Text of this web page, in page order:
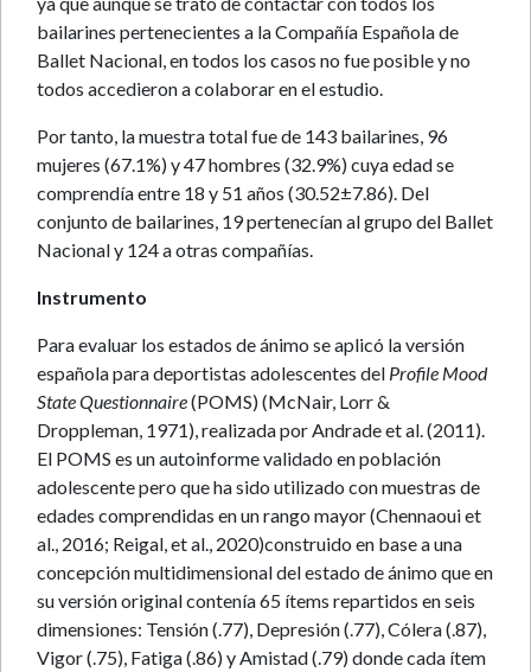
bailarines pertenecientes a la Compañía Española de
Ballet Nacional, en todos los casos no fue posible y no
todos accedieron a colaborar en el estudio.
Por tanto, la muestra total fue de 143 bailarines, 96
mujeres (67.1%) y 47 hombres (32.9%) cuya edad se
comprendía entre 18 y 51 años (30.52±7.86). Del
conjunto de bailarines, 19 pertenecían al grupo del Ballet
Nacional y 124 a otras compañías.
Instrumento
Para evaluar los estados de ánimo se aplicó la versión
española para deportistas adolescentes del Profile Mood
State Questionnaire(POMS) (McNair, Lorr &
Droppleman, 1971), realizada por Andrade et al. (2011).
El POMS es un autoinforme validado en población
adolescente pero que ha sido utilizado con muestras de
edades comprendidas en un rango mayor (Chennaoui et
al., 2016; Reigal, et al., 2020)construido en base a una
concepción multidimensional del estado de ánimo que en
su versión original contenía 65 ítems repartidos en seis
dimensiones: Tensión (.77), Depresión (.77), Cólera (.87),
Vigor (.75), Fatiga (.86) y Amistad (.79) donde cada ítem